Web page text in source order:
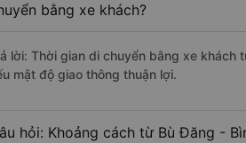
bằng xe khách?
lời: Thời gian di chuyển bằng xe khách
mật độ giao thông thuận lợi.
hỏi: Khoảng cách từ Bù Đăng -